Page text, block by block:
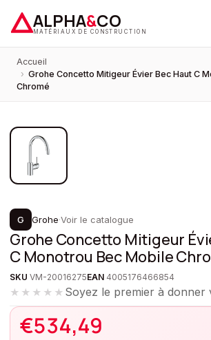
ALPHA&CO
MATÉRIAUX DE CONSTRUCTION
Accueil
› Grohe Concetto Mitigeur Évier Bec Haut C
Chromé
G Grohe·Voir le catalogue
Grohe Concetto Mitigeur
C Monotrou Bec Mobile
SKU VM-20016275EAN 4005176466854
★★★★★ Soyez le premier à donner
€534,49